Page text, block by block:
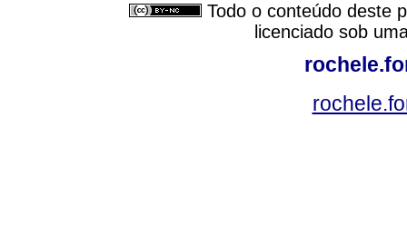
Todo o conteúdo deste
licenciado sob